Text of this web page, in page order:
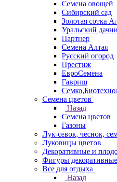
Семена овощей
Сибирский сад
Золотая сотка
Уральский
Партнер
Семена Алтая
Русский огород
Престиж
ЕвроСемена
Гавриш
Семена цветов
Назад
Семена цветов
Газоны
Лук-севок, чеснок,
Луковицы цветов
Декоративные и
Фигуры
Все для отдыха
Назад